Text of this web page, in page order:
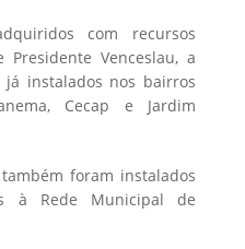
com recursos
Venceslau, a
instalados nos bairros
Cecap e Jardim
foram instalados
à Rede Municipal de